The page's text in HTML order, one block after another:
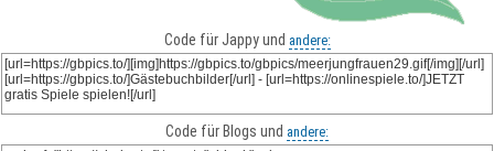
Code für Jappy und andere:
Code für Blogs und andere: